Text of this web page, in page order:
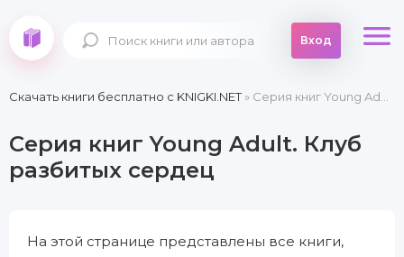
Вход
Скачать книги бесплатно c KNIGKI.NET» Серия книг Young Adult. Клуб разбитых сердец
Серия книг Young Adult. Клуб
разбитых сердец
На этой странице представлены все книги,